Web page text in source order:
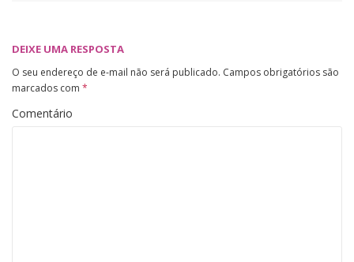
DEIXE UMA RESPOSTA
O seu endereço de e-mail não será publicado. Campos obrigatórios são
marcados com *
Comentário